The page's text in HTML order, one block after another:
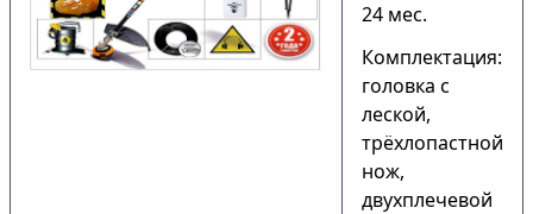
24 мес.
Комплектация:
головка с
леской,
трёхлопастной
нож,
двухплечевой